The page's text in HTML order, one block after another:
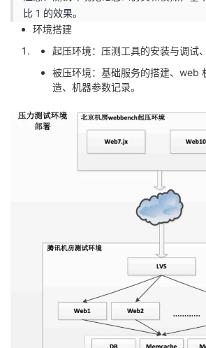
比 1 的效果。
环境搭建
起压环境：压测⼯具的安装与调试
被压环境：基础服务的搭建、web
造、机器参数记录。